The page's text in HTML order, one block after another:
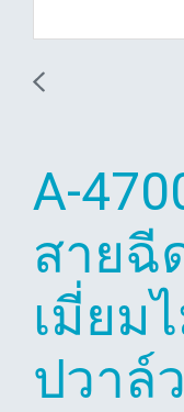
A-
สายฉี
เมี่ยม
ปวาล์ว